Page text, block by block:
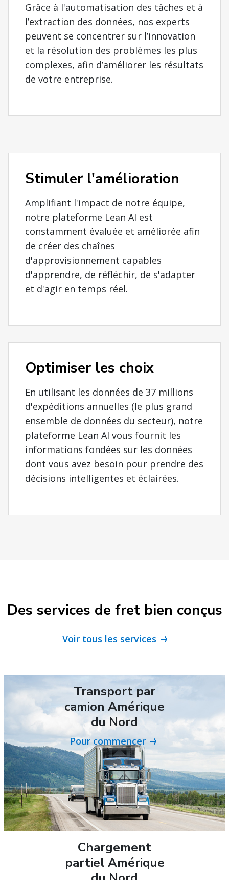
Grâce à l'automatisation des tâches et à
l’extraction des données, nos experts
peuvent se concentrer sur l’innovation
et la résolution des problèmes les plus
complexes, afin d’améliorer les résultats
de votre entreprise.
Stimuler l'amélioration
Amplifiant l'impact de notre équipe,
notre plateforme Lean AI est
constamment évaluée et améliorée afin
de créer des chaînes
d'approvisionnement capables
d'apprendre, de réfléchir, de s'adapter
et d'agir en temps réel.
Optimiser les choix
En utilisant les données de 37 millions
d'expéditions annuelles (le plus grand
ensemble de données du secteur), notre
plateforme Lean AI vous fournit les
informations fondées sur les données
dont vous avez besoin pour prendre des
décisions intelligentes et éclairées.
Des services de fret bien conçus
Voir tous les services
Transport par
camion Amérique
du Nord
Pour commencer
Chargement
partiel Amérique